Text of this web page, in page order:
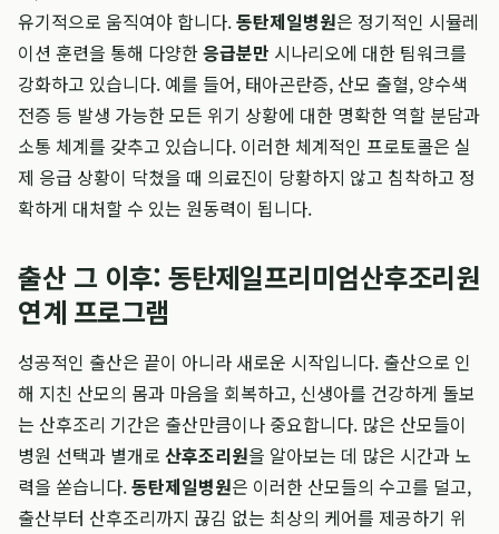
유기적으로 움직여야 합니다.동탄제일병원은 정기적인 시뮬레
이션 훈련을 통해 다양한응급분만 시나리오에 대한 팀워크를
강화하고 있습니다. 예를 들어, 태아곤란증, 산모 출혈, 양수색
전증 등 발생 가능한 모든 위기 상황에 대한 명확한 역할 분담과
소통 체계를 갖추고 있습니다. 이러한 체계적인 프로토콜은 실
제 응급 상황이 닥쳤을 때 의료진이 당황하지 않고 침착하고 정
확하게 대처할 수 있는 원동력이 됩니다.
출산 그 이후: 동탄제일프리미엄산후조리원
연계 프로그램
성공적인 출산은 끝이 아니라 새로운 시작입니다. 출산으로 인
해 지친 산모의 몸과 마음을 회복하고, 신생아를 건강하게 돌보
는 산후조리 기간은 출산만큼이나 중요합니다. 많은 산모들이
병원 선택과 별개로 산후조리원을 알아보는 데 많은 시간과 노
력을 쏟습니다.동탄제일병원은 이러한 산모들의 수고를 덜고,
출산부터 산후조리까지 끊김 없는 최상의 케어를 제공하기 위